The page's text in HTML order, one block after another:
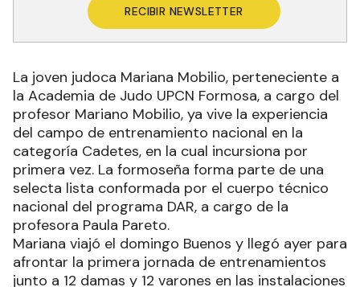
RECIBIR NEWSLETTER
La joven judoca Mariana Mobilio, perteneciente a
la Academia de Judo UPCN Formosa, a cargo del
profesor Mariano Mobilio, ya vive la experiencia
del campo de entrenamiento nacional en la
categoría Cadetes, en la cual incursiona por
primera vez. La formoseña forma parte de una
selecta lista conformada por el cuerpo técnico
nacional del programa DAR, a cargo de la
profesora Paula Pareto.
Mariana viajó el domingo Buenos y llegó ayer para
afrontar la primera jornada de entrenamientos
junto a 12 damas y 12 varones en las instalaciones